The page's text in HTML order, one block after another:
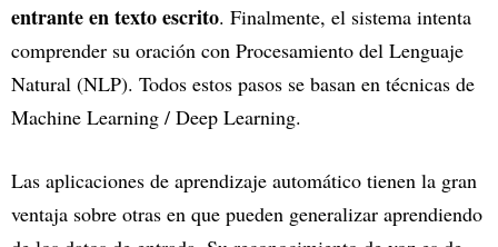
entrante en texto escrito. Finalmente, el sistema intenta
comprender su oración con Procesamiento del Lenguaje
Natural (NLP). Todos estos pasos se basan en técnicas de
Machine Learning / Deep Learning.
Las aplicaciones de aprendizaje automático tienen la gran
ventaja sobre otras en que pueden generalizar aprendiendo